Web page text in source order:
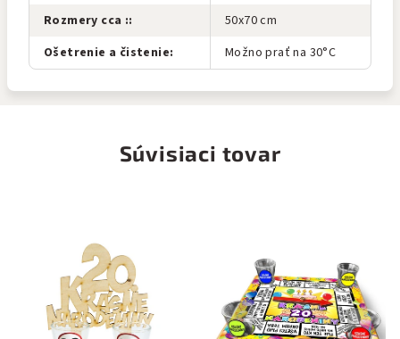
Rozmery cca ::
50x70 cm
Ošetrenie a čistenie: Možno prať na 30°C
Súvisiaci tovar